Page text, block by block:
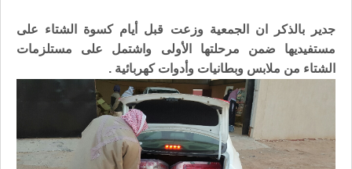
جدير بالذكر ان الجمعية وزعت قبل أيام كسوة الشتاء على
مستفيديها ضمن مرحلتها الأولى واشتمل على مستلزمات
الشتاء من ملابس وبطانيات وأدوات كهربائية .